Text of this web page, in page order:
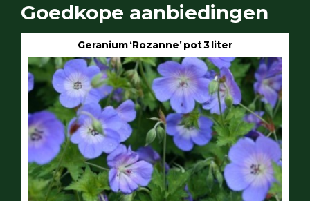
Goedkope aanbiedingen
Geranium ‘Rozanne’ pot 3 liter